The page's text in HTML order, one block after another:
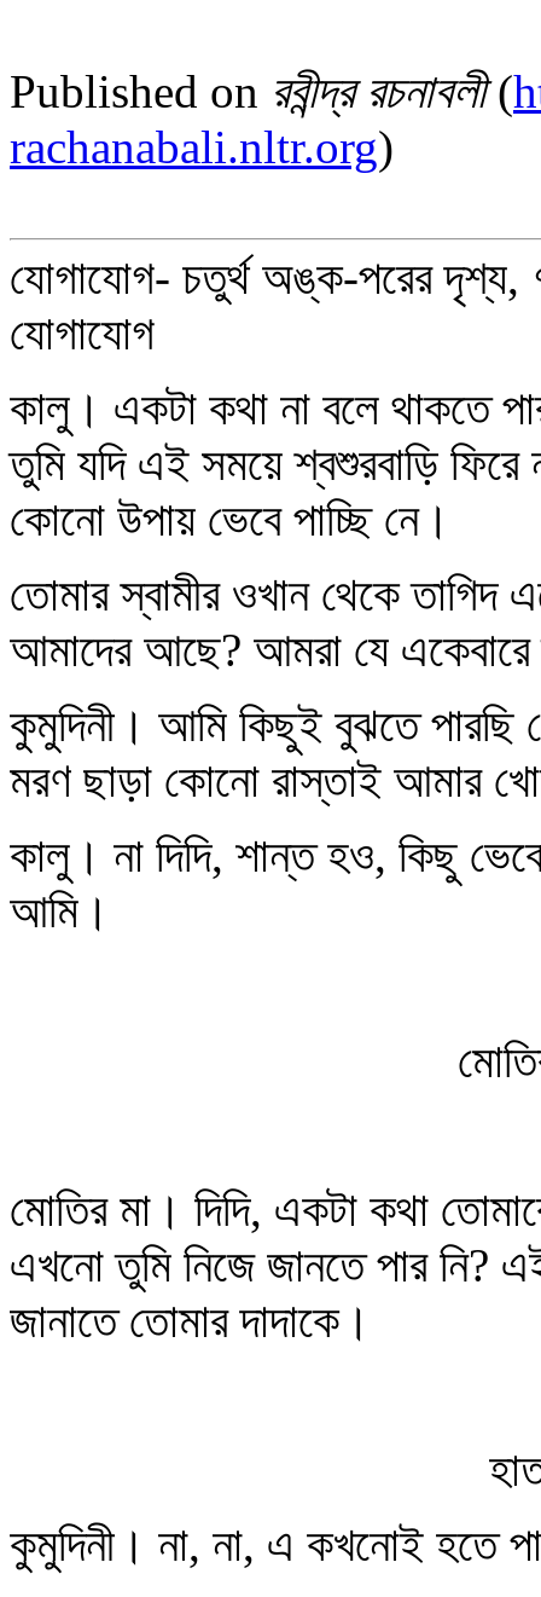
Published on রবীন্দ্র রচনাবলী(
rachanabali.nltr.org)
যোগাযোগ- চতুর্থ অঙ্ক-পরের দৃশ্য,
যোগাযোগ
কালু। একটা কথা না বলে থাকতে
তুমি যদি এই সময়ে শ্বশুরবাড়ি
কোনো উপায় ভেবে পাচ্ছি নে।
তোমার স্বামীর ওখান থেকে তাগিদ
আমাদের আছে? আমরা যে
কুমুদিনী। আমি কিছুই বুঝতে পারছি
মরণ ছাড়া কোনো রাস্তাই আমার
কালু। না দিদি, শান্ত হও, কিছু
আমি।
মোতির মা। দিদি, একটা কথা
এখনো তুমি নিজে জানতে পার নি?
জানাতে তোমার দাদাকে।
কুমুদিনী। না, না, এ কখনোই হতে